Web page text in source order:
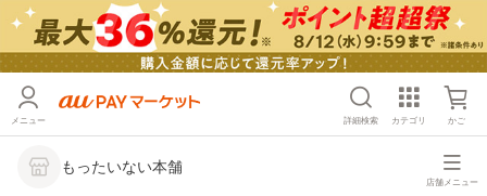
メニュー 詳細検索 カテゴリ かご
もったいない本舗
店舗メニュー